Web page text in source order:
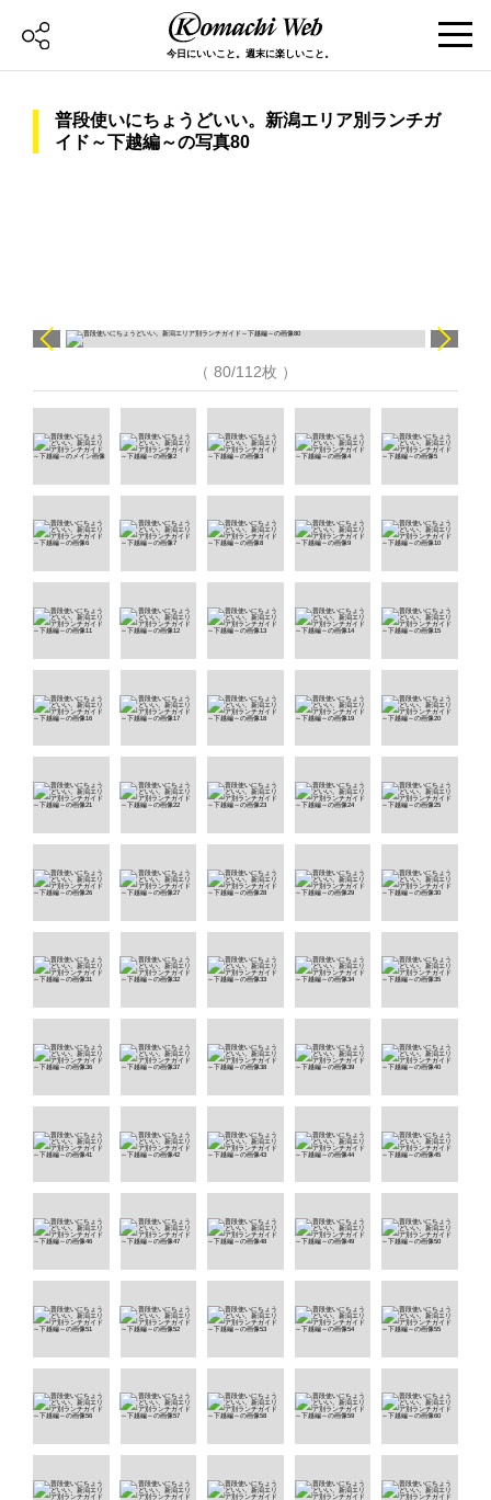
今日にいいこと。週末に楽しいこと。
普段使いにちょうどいい。新潟エリア別ランチガ
イド～下越編～の写真80
（ 80/112枚 ）